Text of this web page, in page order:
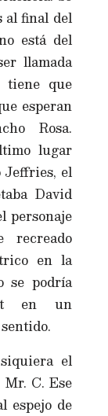
al final del
está del
llamada
que
esperan
Rosa.
lugar
Jeffries, el
David
personaje
en la
se podría
en un
el
C. Ese
espejo de